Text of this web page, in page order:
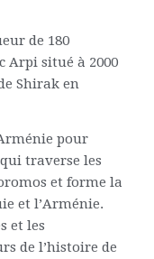
de 180
Arpi situé à 2000
Shirak en
pour
traverse les
et forme la
et l’Arménie.
et les
de l’histoire de